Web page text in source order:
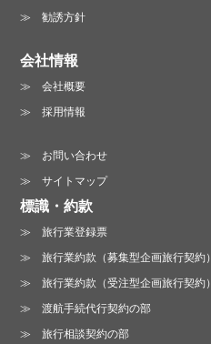
勧誘方針
会社情報
会社概要
採用情報
お問い合わせ
サイトマップ
標識・約款
旅行業登録票
旅行業約款（募集型企画旅行契約）
旅行業約款（受注型企画旅行契約）
渡航手続代行契約の部
旅行相談契約の部